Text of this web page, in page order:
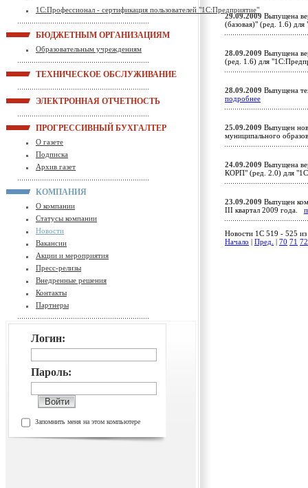
1С:Профессионал - сертификация пользователей "1С:Предприятие"
БЮДЖЕТНЫМ ОРГАНИЗАЦИЯМ
Образовательным учреждениям
ТЕХНИЧЕСКОЕ ОБСЛУЖИВАНИЕ
ЭЛЕКТРОННАЯ ОТЧЕТНОСТЬ
ПРОГРЕССИВНЫЙ БУХГАЛТЕР
О газете
Подписка
Архив газет
КОМПАНИЯ
О компании
Статусы компании
Новости
Вакансии
Акции и мероприятия
Пресс-релизы
Внедренные решения
Контакты
Партнеры
Логин:
Пароль:
Запомнить меня на этом компьютере
29.09.2009 Выпущена
(базовая)" (ред. 1.6)
28.09.2009 Выпущена
(ред. 1.6) для
28.09.2009 Выпущена
подробнее
25.09.2009 Выпущен
муниципального
24.09.2009 Выпущена
КОРП" (ред. 2.0) для
23.09.2009 Выпущен
III квартал 2009 года.
Новости 1C 519 - 525
Начало
Пред. 70 71 72